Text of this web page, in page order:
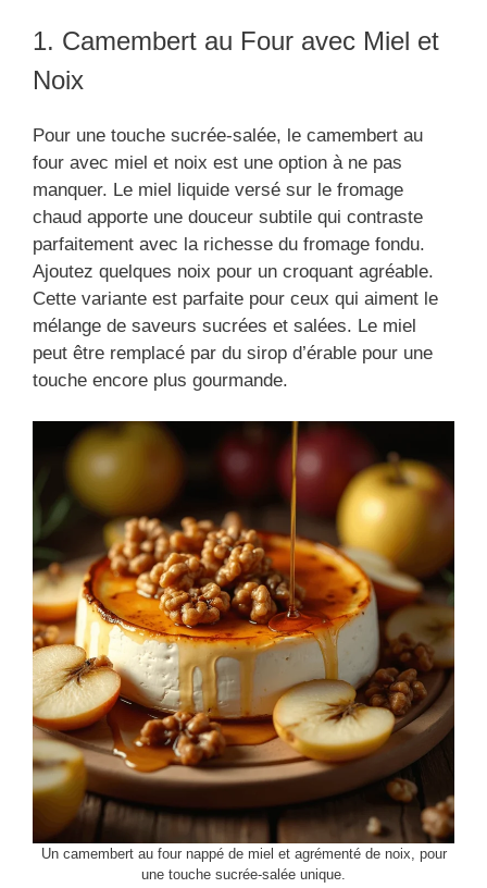
1. Camembert au Four avec Miel et
Noix
Pour une touche sucrée-salée, le camembert au
four avec miel et noix est une option à ne pas
manquer. Le miel liquide versé sur le fromage
chaud apporte une douceur subtile qui contraste
parfaitement avec la richesse du fromage fondu.
Ajoutez quelques noix pour un croquant agréable.
Cette variante est parfaite pour ceux qui aiment le
mélange de saveurs sucrées et salées. Le miel
peut être remplacé par du sirop d’érable pour une
touche encore plus gourmande.
Un camembert au four nappé de miel et agrémenté de noix, pour
une touche sucrée-salée unique.